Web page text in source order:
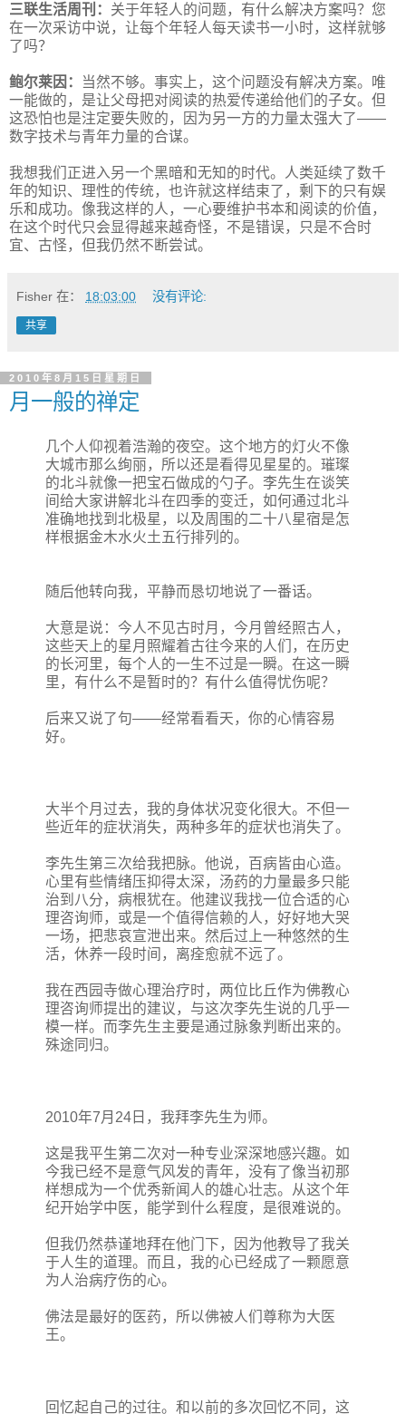
三联生活周刊： 关于年轻人的问题，有什么解决方案吗？您
在一次采访中说，让每个年轻人每天读书一小时，这样就够
了吗？
鲍尔莱因：
当然不够。事实上，这个问题没有解决方案。唯
一能做的，是让父母把对阅读的热爱传递给他们的子女。但
这恐怕也是注定要失败的，因为另一方的力量太强大了——
数字技术与青年力量的合谋。
我想我们正进入另一个黑暗和无知的时代。人类延续了数千
年的知识、理性的传统，也许就这样结束了，剩下的只有娱
乐和成功。像我这样的人，一心要维护书本和阅读的价值，
在这个时代只会显得越来越奇怪，不是错误，只是不合时
宜、古怪，但我仍然不断尝试。
Fisher 在： 18:03:00 没有评论:
共享
2010年8月15日星期日
月一般的禅定
几个人仰视着浩瀚的夜空。这个地方的灯火不像
大城市那么绚丽，所以还是看得见星星的。璀璨
的北斗就像一把宝石做成的勺子。李先生在谈笑
间给大家讲解北斗在四季的变迁，如何通过北斗
准确地找到北极星，以及周围的二十八星宿是怎
样根据金木水火土五行排列的。
随后他转向我，平静而恳切地说了一番话。
大意是说：今人不见古时月，今月曾经照古人，
这些天上的星月照耀着古往今来的人们，在历史
的长河里，每个人的一生不过是一瞬。在这一瞬
里，有什么不是暂时的？有什么值得忧伤呢？
后来又说了句——经常看看天，你的心情容易
好。
大半个月过去，我的身体状况变化很大。不但一
些近年的症状消失，两种多年的症状也消失了。
李先生第三次给我把脉。他说，百病皆由心造。
心里有些情绪压抑得太深，汤药的力量最多只能
治到八分，病根犹在。他建议我找一位合适的心
理咨询师，或是一个值得信赖的人，好好地大哭
一场，把悲哀宣泄出来。然后过上一种悠然的生
活，休养一段时间，离痊愈就不远了。
我在西园寺做心理治疗时，两位比丘作为佛教心
理咨询师提出的建议，与这次李先生说的几乎一
模一样。而李先生主要是通过脉象判断出来的。
殊途同归。
2010年7月24日，我拜李先生为师。
这是我平生第二次对一种专业深深地感兴趣。如
今我已经不是意气风发的青年，没有了像当初那
样想成为一个优秀新闻人的雄心壮志。从这个年
纪开始学中医，能学到什么程度，是很难说的。
但我仍然恭谨地拜在他门下，因为他教导了我关
于人生的道理。而且，我的心已经成了一颗愿意
为人治病疗伤的心。
佛法是最好的医药，所以佛被人们尊称为大医
王。
回忆起自己的过往。和以前的多次回忆不同，这